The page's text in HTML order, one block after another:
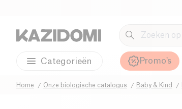
Categorieën Promo's
Home Onze biologische catalogus Baby & Kind